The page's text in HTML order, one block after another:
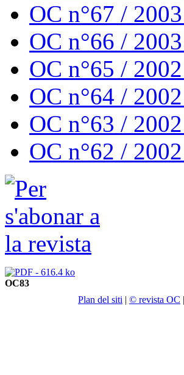
OC n°67 /
OC n°66 /
OC n°65 /
OC n°64 /
OC n°63 /
OC n°62 /
OC83
Plan del siti | © revista OC |